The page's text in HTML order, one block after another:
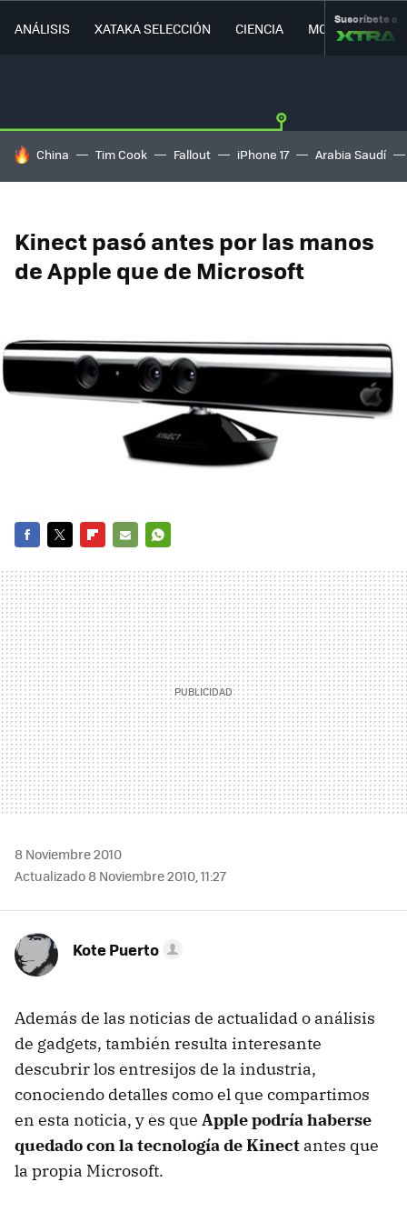
ANÁLISIS XATAKA SELECCIÓN CIENCIA MOVILIDAD
Suscríbete a
HOY SE HABLA DE
China Tim Cook Fallout iPhone 17 Arabia Saudí
Kinect pasó antes por las manos
de Apple que de Microsoft
MAIL
8 Noviembre 2010
Actualizado 8 Noviembre 2010, 11:27
Kote Puerto
Además de las noticias de actualidad o análisis
de gadgets, también resulta interesante
descubrir los entresijos de la industria,
conociendo detalles como el que compartimos
en esta noticia, y es que Apple podría haberse
quedado con la tecnología de Kinect antes que
la propia Microsoft.